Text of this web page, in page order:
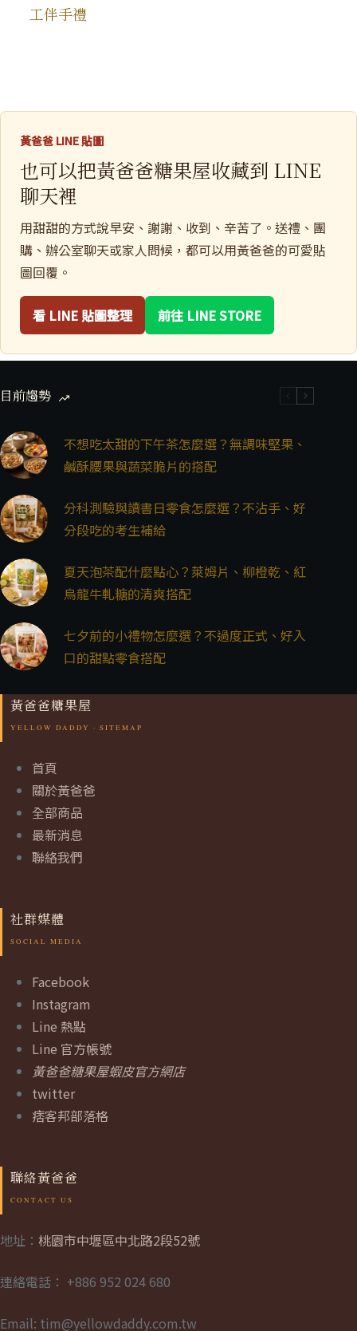
工伴手禮
黃爸爸 LINE 貼圖
也可以把黃爸爸糖果屋收藏到 LINE
聊天裡
用甜甜的方式說早安、謝謝、收到、辛苦了。送禮、團
購、辦公室聊天或家人問候，都可以用黃爸爸的可愛貼
圖回覆。
看 LINE 貼圖整理 前往 LINE STORE
目前趨勢
不想吃太甜的下午茶怎麼選？無調味堅果、
鹹酥腰果與蔬菜脆片的搭配
分科測驗與讀書日零食怎麼選？不沾手、好
分段吃的考生補給
夏天泡茶配什麼點心？萊姆片、柳橙乾、紅
烏龍牛軋糖的清爽搭配
七夕前的小禮物怎麼選？不過度正式、好入
口的甜點零食搭配
黃爸爸糖果屋
首頁
關於黃爸爸
全部商品
最新消息
聯絡我們
社群媒體
Facebook
Instagram
Line 熱點
Line 官方帳號
黃爸爸糖果屋蝦皮官方網店
twitter
痞客邦部落格
聯絡黃爸爸
地址： 桃園市中壢區中北路2段52號
連絡電話： +886 952 024 680
Email: tim@yellowdaddy.com.tw